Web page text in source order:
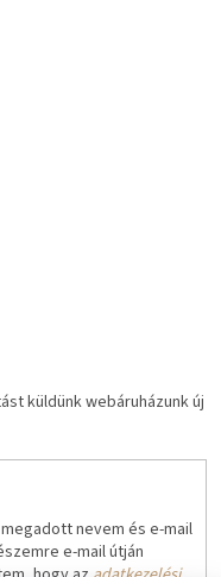
küldünk webáruházunk új
nevem és e-mail
e-mail útján